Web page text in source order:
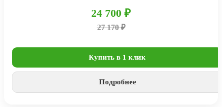
24 700 ₽
27 170 ₽
Купить в 1 клик
Подробнее